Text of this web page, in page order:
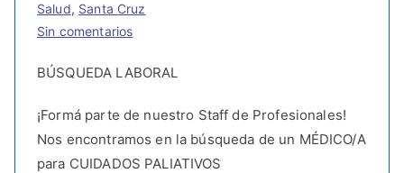
Salud, Santa Cruz
Sin comentarios
BÚSQUEDA LABORAL
¡Formá parte de nuestro Staff de Profesionales!
Nos encontramos en la búsqueda de un MÉDICO/A
para CUIDADOS PALIATIVOS